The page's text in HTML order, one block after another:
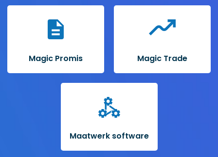
Magic Promis Magic Trade
Maatwerk software